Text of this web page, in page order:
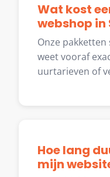
Wat kost
webshop in
Onze pakketten
weet vooraf
uurtarieven of
Hoe lang
mijn